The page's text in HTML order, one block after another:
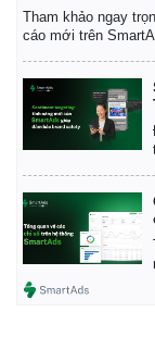
Tham khảo ngay
cáo mới trên